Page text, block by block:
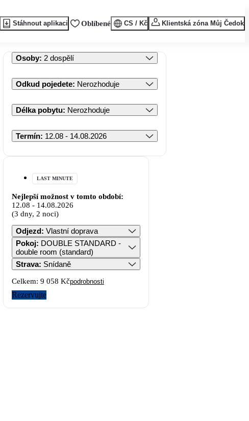
Stáhnout aplikaci Oblíbené CS / Kč Klientská zóna Můj Čedok
Osoby: 2 dospělí
Odkud pojedete: Nerozhoduje
Délka pobytu: Nerozhoduje
Termín: 12.08 - 14.08.2026
LAST MINUTE
Nejlepší možnost v tomto období:
12.08 - 14.08.2026
(3 dny, 2 noci)
Odjezd: Vlastní doprava
Pokoj: DOUBLE STANDARD -
double room (standard)
Strava: Snídaně
Celkem: 9 058 Kčpodrobnosti
Rezervujte